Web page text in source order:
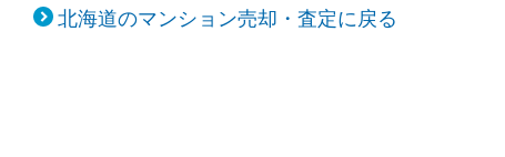
北海道のマンション売却・査定に戻る